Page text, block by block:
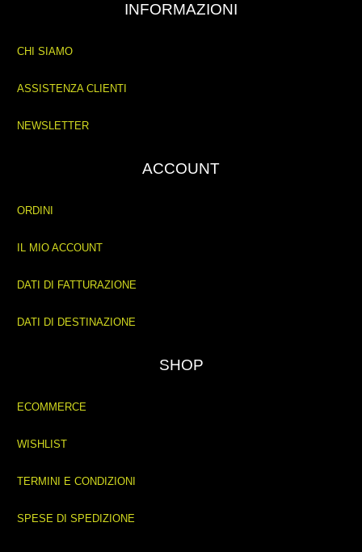
INFORMAZIONI
CHI SIAMO
ASSISTENZA CLIENTI
NEWSLETTER
ACCOUNT
ORDINI
IL MIO ACCOUNT
DATI DI FATTURAZIONE
DATI DI DESTINAZIONE
SHOP
ECOMMERCE
WISHLIST
TERMINI E CONDIZIONI
SPESE DI SPEDIZIONE